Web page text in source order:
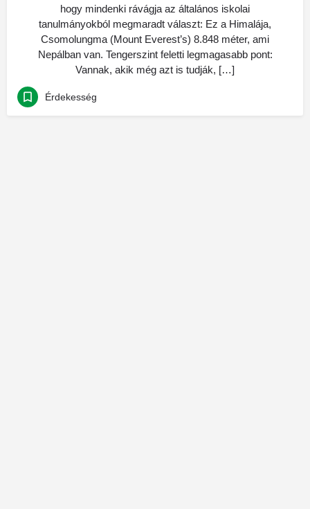
hogy mindenki rávágja az általános iskolai
tanulmányokból megmaradt választ: Ez a Himalája,
Csomolungma (Mount Everest’s) 8.848 méter, ami
Nepálban van. Tengerszint feletti legmagasabb pont:
Vannak, akik még azt is tudják, […]
Érdekesség